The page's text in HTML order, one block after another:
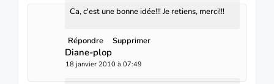
Ca, c'est une bonne idée!!! Je retiens, merci!!!
Répondre Supprimer
Diane-plop
18 janvier 2010 à 07:49